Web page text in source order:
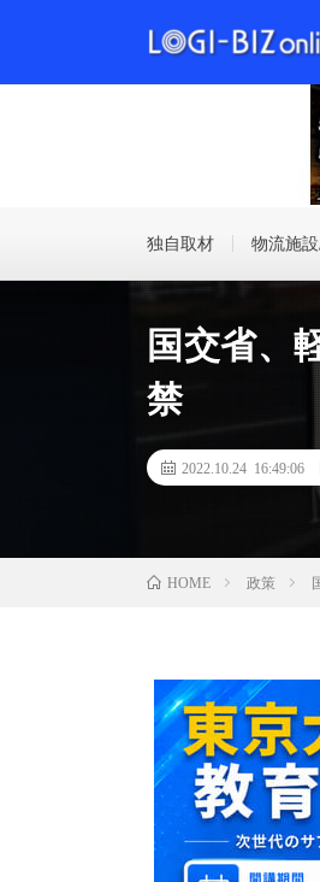
独自取材 物流施
国交省、
禁
2022.10.24 16:49:06
HOME 政策